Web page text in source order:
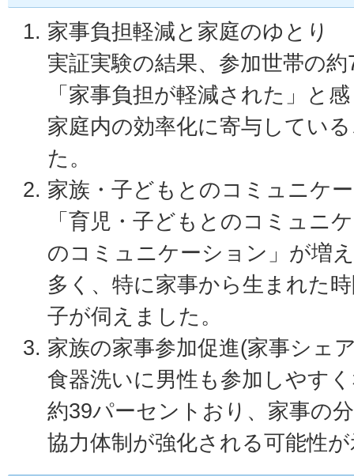
家事負担軽減と家庭のゆとり
実証実験の結果、参加世帯の
「家事負担が軽減された」と
家庭内の効率化に寄与してい
た。
家族・子どもとのコミュニケ
「育児・子どもとのコミュニ
のコミュニケーション」が増
多く、特に家事から生まれた
子が伺えました。
家族の家事参加促進(家事シェ
食器洗いに男性も参加しやす
約39パーセントおり、家事の
協力体制が強化される可能性